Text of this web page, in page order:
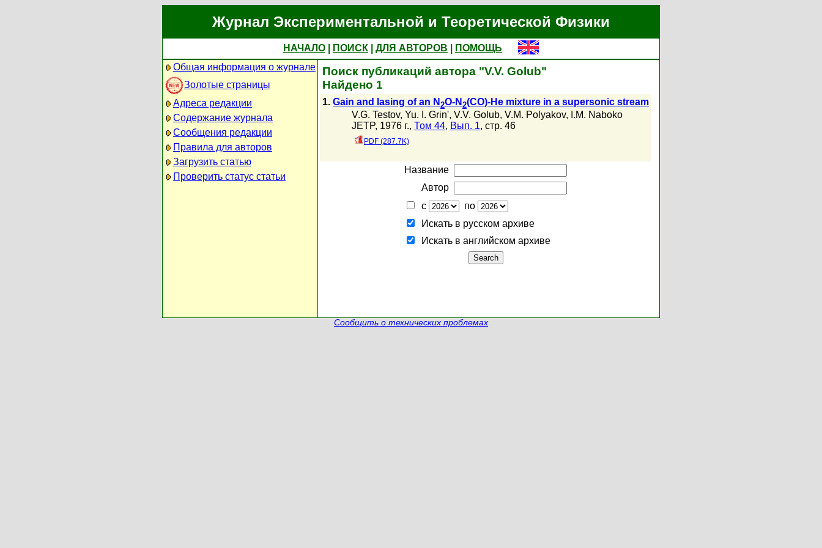
Журнал Экспериментальной и Теоретической Физики
НАЧАЛО ПОИСК ДЛЯ АВТОРОВ
ПОМОЩЬ
Общая информация о журнале
Золотые страницы
Адреса редакции
Содержание журнала
Сообщения редакции
Правила для авторов
Загрузить статью
Проверить статус статьи
Поиск публикаций автора "V.V. Golub"
Найдено 1
1. Gain and lasing of an N 2O-N 2(CO)-He mixture in a supersonic stream
V.G. Testov, Yu. I. Grin', V.V. Golub, V.M. Polyakov, I.M. Naboko
JETP, 1976 г., Том 44, Вып. 1, стр. 46
PDF (287.7K)
Название
Автор
с
по
Искать в русском архиве
Искать в английском архиве
Сообщить о технических проблемах